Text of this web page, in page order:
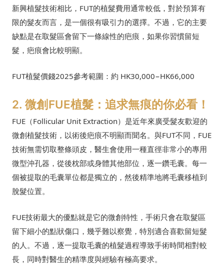
新興植髮技術相比，FUT的植髮費用通常較低，對於預算有
限的髮友而言，是一個很有吸引力的選擇。不過，它的主要
缺點是在取髮區會留下一條線性的疤痕，如果你習慣留短
髮，疤痕會比較明顯。
FUT植髮價錢2025參考範圍：約 HK30,000−HK66,000
2. 微創FUE植髮：追求無痕的你必看！
FUE（Follicular Unit Extraction）是近年來廣受髮友歡迎的
微創植髮技術，以術後疤痕不明顯而聞名。與FUT不同，FUE
技術無需切取整條頭皮，醫生會使用一種直徑非常小的專用
微型沖孔器，從後枕部或身體其他部位，逐一鑽毛囊。每一
個被提取的毛囊單位都是獨立的，然後精準地將毛囊移植到
脫髮位置。
FUE技術最大的優點就是它的微創特性，手術只會在取髮區
留下細小的點狀傷口，幾乎難以察覺，特別適合喜歡留短髮
的人。不過，逐一提取毛囊的植髮過程導致手術時間相對較
長，同時對醫生的精準度與經驗有極高要求。